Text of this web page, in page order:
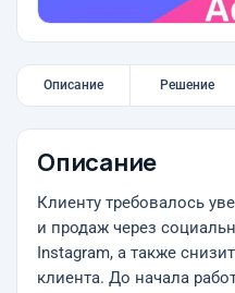
Описание Решение
Описание
Клиенту требовалось
и продаж через
Instagram, а также
клиента. До начала